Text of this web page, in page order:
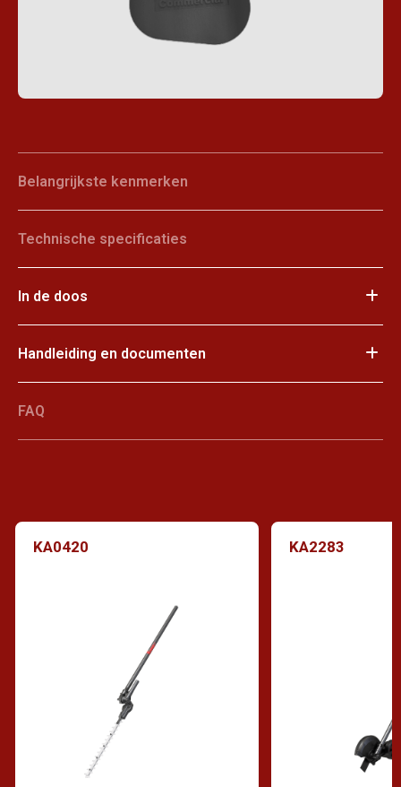
Belangrijkste kenmerken
Technische specificaties
In de doos
Handleiding en documenten
FAQ
KA0420 KA2283